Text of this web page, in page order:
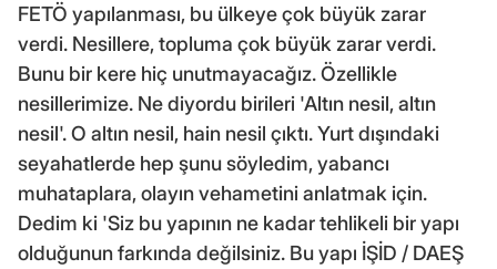
FETÖ yapılanması, bu ülkeye çok büyük zarar
verdi. Nesillere, topluma çok büyük zarar verdi.
Bunu bir kere hiç unutmayacağız. Özellikle
nesillerimize. Ne diyordu birileri 'Altın nesil, altın
nesil'. O altın nesil, hain nesil çıktı. Yurt dışındaki
seyahatlerde hep şunu söyledim, yabancı
muhataplara, olayın vehametini anlatmak için.
Dedim ki 'Siz bu yapının ne kadar tehlikeli bir yapı
olduğunun farkında değilsiniz. Bu yapı İŞİD / DAEŞ